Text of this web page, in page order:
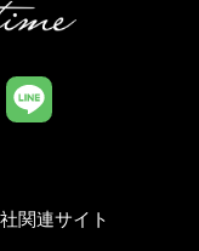
関連サイト